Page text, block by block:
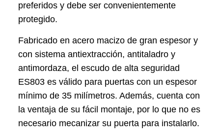
preferidos y debe ser convenientemente
protegido.
Fabricado en acero macizo de gran espesor y
con sistema antiextracción, antitaladro y
antimordaza, el escudo de alta seguridad
ES803 es válido para puertas con un espesor
mínimo de 35 milímetros. Además, cuenta con
la ventaja de su fácil montaje, por lo que no es
necesario mecanizar su puerta para instalarlo.